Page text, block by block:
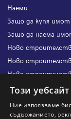
Наеми
Защо да купя имот
Защо да наема
Ново
Ново
Ново
Ново
Защо да отдам
Този
Ние използваме
съдържанието,